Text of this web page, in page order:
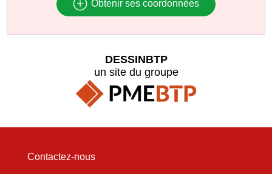
Obtenir ses coordonnées
DESSINBTP
un site du groupe
Contactez-nous